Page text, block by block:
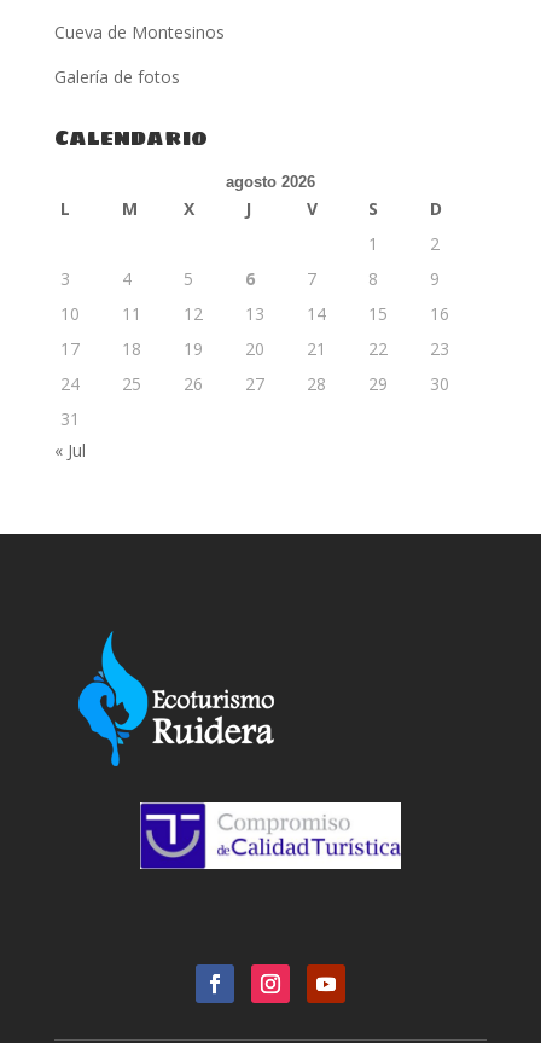
Cueva de Montesinos
Galería de fotos
Calendario
agosto 2026
L M X J V S
D
1
2
3
4 5 6 7 8
9
10
11 12 13 14 15
16
17
18 19 20 21 22
23
24
25 26 27 28 29
30
31
« Jul